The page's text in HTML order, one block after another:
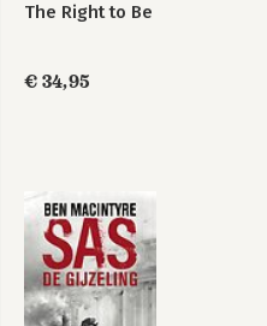
The Right to Be
€ 34,95